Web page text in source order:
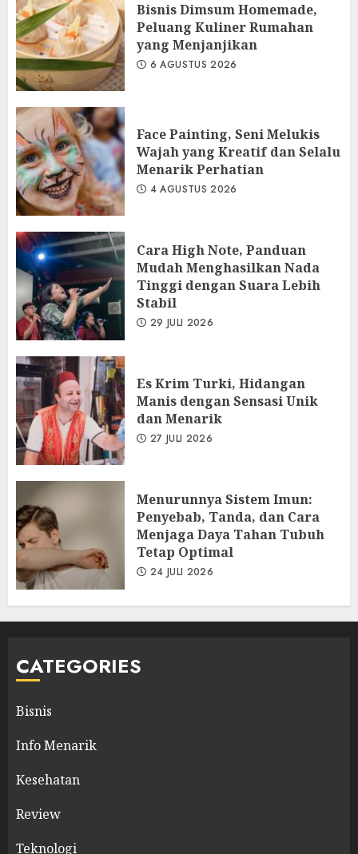
Bisnis Dimsum Homemade,
Peluang Kuliner Rumahan
yang Menjanjikan
6 AGUSTUS 2026
Face Painting, Seni Melukis
Wajah yang Kreatif dan Selalu
Menarik Perhatian
4 AGUSTUS 2026
Cara High Note, Panduan
Mudah Menghasilkan Nada
Tinggi dengan Suara Lebih
Stabil
29 JULI 2026
Es Krim Turki, Hidangan
Manis dengan Sensasi Unik
dan Menarik
27 JULI 2026
Menurunnya Sistem Imun:
Penyebab, Tanda, dan Cara
Menjaga Daya Tahan Tubuh
Tetap Optimal
24 JULI 2026
CATEGORIES
Bisnis
Info Menarik
Kesehatan
Review
Teknologi